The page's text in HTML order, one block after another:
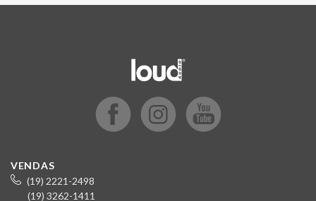
VENDAS
(19) 2221-2498
(19) 3262-1411